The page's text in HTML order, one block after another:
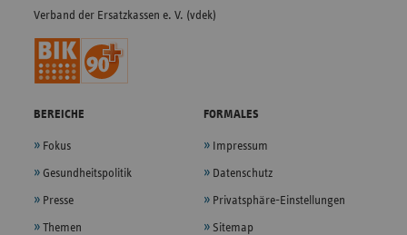
Verband der Ersatzkassen e. V. (vdek)
BEREICHE
Fokus
Gesundheitspolitik
Presse
Themen
FORMALES
Impressum
Datenschutz
Privatsphäre-Einstellungen
Sitemap